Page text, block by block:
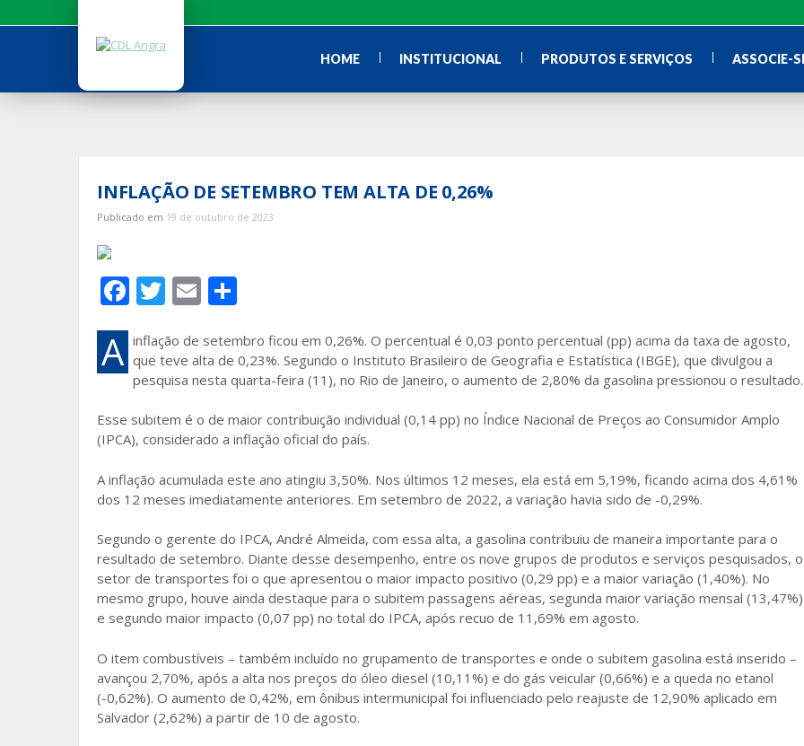
para
HOME INSTITUCIONAL PRODUTOS E SERVIÇOS ASSOCIE-
INFLAÇÃO DE SETEMBRO TEM ALTA DE 0,26%
Publicado em 19 de outubro de 2023
F
ac
e
b
o
o
k
T
w
itt
er
E
m
ai
l
ar
e
A inflação de setembro ficou em 0,26%. O percentual é 0,03 ponto percentual (pp) acima da taxa de agosto,
que teve alta de 0,23%. Segundo o Instituto Brasileiro de Geografia e Estatística (IBGE), que divulgou a
pesquisa nesta quarta-feira (11), no Rio de Janeiro, o aumento de 2,80% da gasolina pressionou o resultado.
Esse subitem é o de maior contribuição individual (0,14 pp) no Índice Nacional de Preços ao Consumidor Amplo
(IPCA), considerado a inflação oficial do país.
A inflação acumulada este ano atingiu 3,50%. Nos últimos 12 meses, ela está em 5,19%, ficando acima dos 4,61%
dos 12 meses imediatamente anteriores. Em setembro de 2022, a variação havia sido de -0,29%.
Segundo o gerente do IPCA, André Almeida, com essa alta, a gasolina contribuiu de maneira importante para o
resultado de setembro. Diante desse desempenho, entre os nove grupos de produtos e serviços pesquisados, o
setor de transportes foi o que apresentou o maior impacto positivo (0,29 pp) e a maior variação (1,40%). No
mesmo grupo, houve ainda destaque para o subitem passagens aéreas, segunda maior variação mensal (13,47%)
e segundo maior impacto (0,07 pp) no total do IPCA, após recuo de 11,69% em agosto.
O item combustíveis – também incluído no grupamento de transportes e onde o subitem gasolina está inserido –
avançou 2,70%, após a alta nos preços do óleo diesel (10,11%) e do gás veicular (0,66%) e a queda no etanol
(-0,62%). O aumento de 0,42%, em ônibus intermunicipal foi influenciado pelo reajuste de 12,90% aplicado em
Salvador (2,62%) a partir de 10 de agosto.